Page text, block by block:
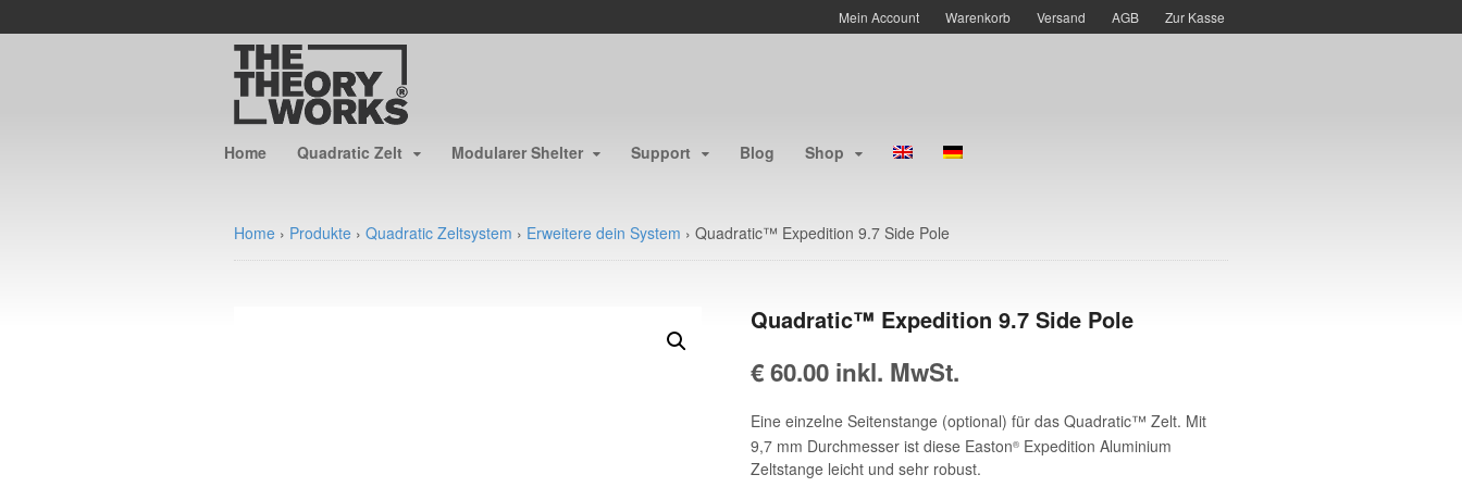
Mein Account Warenkorb Versand AGB Zur Kasse
Home Quadratic Zelt Modularer Shelter Support Blog Shop
Home › Produkte › Quadratic Zeltsystem › Erweitere dein System › Quadratic™ Expedition 9.7 Side Pole
Quadratic™ Expedition 9.7 Side Pole
€60.00 inkl. MwSt.
Eine einzelne Seitenstange (optional) für das Quadratic™ Zelt. Mit
9,7 mm Durchmesser ist diese Easton® Expedition Aluminium
Zeltstange leicht und sehr robust.